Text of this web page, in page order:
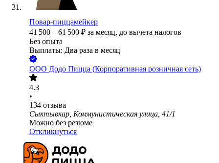
Повар-пиццамейкер
41 500 – 61 500 ₽ за месяц, до вычета налогов
Без опыта
Выплаты: Два раза в месяц
ООО Додо Пицца (Корпоративная розничная сеть)
4.3
•
134 отзыва
Сыктывкар, Коммунистическая улица, 41/1
Можно без резюме
Откликнуться